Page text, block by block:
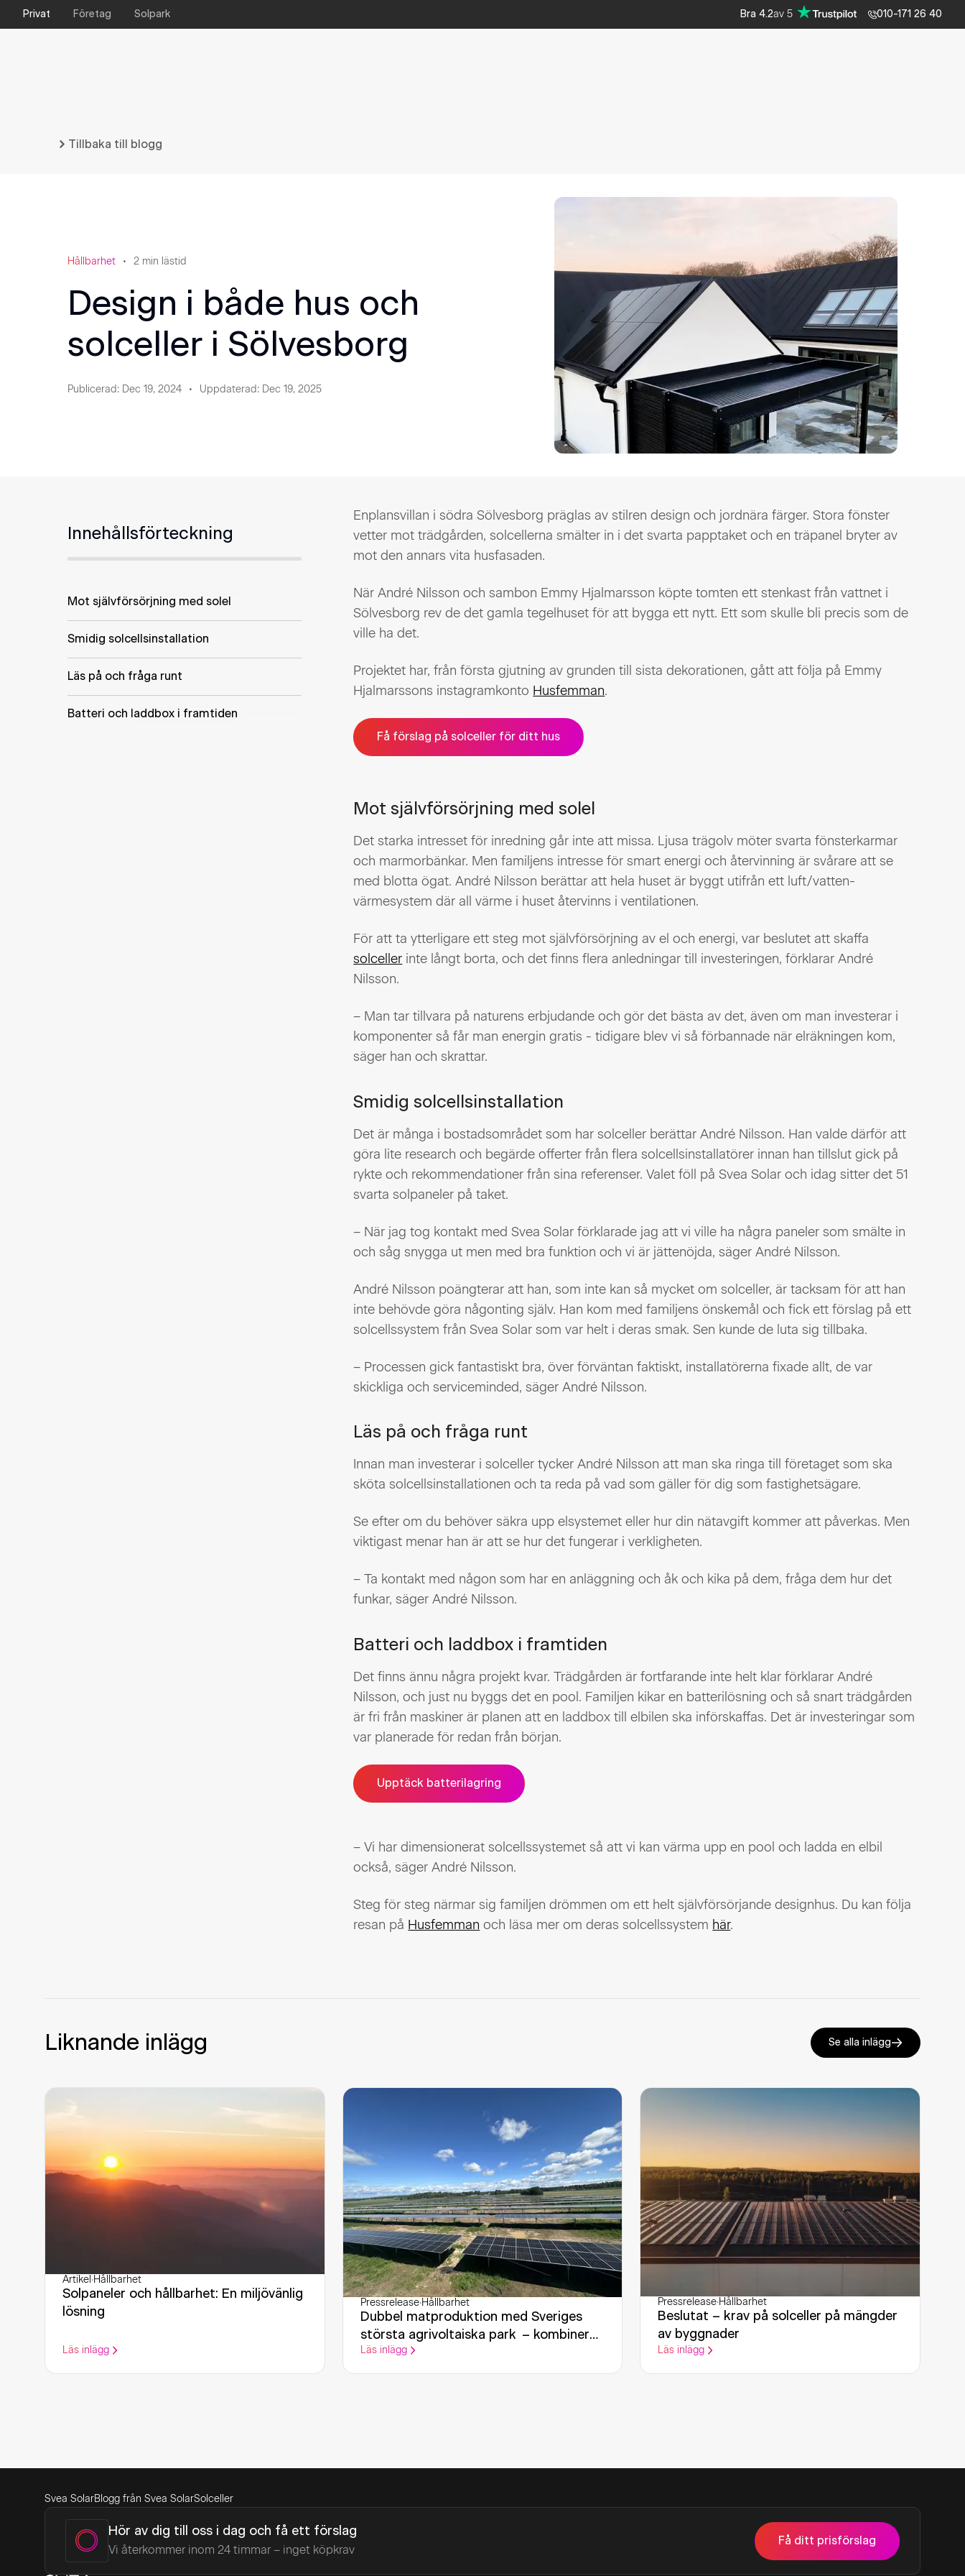
Privat Företag Solpark Bra 4.2av 5 010-171 26 40
Tillbaka till blogg
Hållbarhet 2 min lästid
Design i både hus och
solceller i Sölvesborg
Publicerad: Dec 19, 2024 Uppdaterad: Dec 19, 2025
Innehållsförteckning
Mot självförsörjning med solel
Smidig solcellsinstallation
Läs på och fråga runt
Batteri och laddbox i framtiden
Enplansvillan i södra Sölvesborg präglas av stilren design och jordnära färger. Stora fönster
vetter mot trädgården, solcellerna smälter in i det svarta papptaket och en träpanel bryter av
mot den annars vita husfasaden.
När André Nilsson och sambon Emmy Hjalmarsson köpte tomten ett stenkast från vattnet i
Sölvesborg rev de det gamla tegelhuset för att bygga ett nytt. Ett som skulle bli precis som de
ville ha det.
Projektet har, från första gjutning av grunden till sista dekorationen, gått att följa på Emmy
Hjalmarssons instagramkonto Husfemman.
Få förslag på solceller för ditt hus
Mot självförsörjning med solel
Det starka intresset för inredning går inte att missa. Ljusa trägolv möter svarta fönsterkarmar
och marmorbänkar. Men familjens intresse för smart energi och återvinning är svårare att se
med blotta ögat. André Nilsson berättar att hela huset är byggt utifrån ett luft/vatten-
värmesystem där all värme i huset återvinns i ventilationen.
För att ta ytterligare ett steg mot självförsörjning av el och energi, var beslutet att skaffa
solceller inte långt borta, och det finns flera anledningar till investeringen, förklarar André
Nilsson.
– Man tar tillvara på naturens erbjudande och gör det bästa av det, även om man investerar i
komponenter så får man energin gratis - tidigare blev vi så förbannade när elräkningen kom,
säger han och skrattar.
Smidig solcellsinstallation
Det är många i bostadsområdet som har solceller berättar André Nilsson. Han valde därför att
göra lite research och begärde offerter från flera solcellsinstallatörer innan han tillslut gick på
rykte och rekommendationer från sina referenser. Valet föll på Svea Solar och idag sitter det 51
svarta solpaneler på taket.
– När jag tog kontakt med Svea Solar förklarade jag att vi ville ha några paneler som smälte in
och såg snygga ut men med bra funktion och vi är jättenöjda, säger André Nilsson.
André Nilsson poängterar att han, som inte kan så mycket om solceller, är tacksam för att han
inte behövde göra någonting själv. Han kom med familjens önskemål och fick ett förslag på ett
solcellssystem från Svea Solar som var helt i deras smak. Sen kunde de luta sig tillbaka.
– Processen gick fantastiskt bra, över förväntan faktiskt, installatörerna fixade allt, de var
skickliga och serviceminded, säger André Nilsson.
Läs på och fråga runt
Innan man investerar i solceller tycker André Nilsson att man ska ringa till företaget som ska
sköta solcellsinstallationen och ta reda på vad som gäller för dig som fastighetsägare.
Se efter om du behöver säkra upp elsystemet eller hur din nätavgift kommer att påverkas. Men
viktigast menar han är att se hur det fungerar i verkligheten.
– Ta kontakt med någon som har en anläggning och åk och kika på dem, fråga dem hur det
funkar, säger André Nilsson.
Batteri och laddbox i framtiden
Det finns ännu några projekt kvar. Trädgården är fortfarande inte helt klar förklarar André
Nilsson, och just nu byggs det en pool. Familjen kikar en batterilösning och så snart trädgården
är fri från maskiner är planen att en laddbox till elbilen ska införskaffas. Det är investeringar som
var planerade för redan från början.
Upptäck batterilagring
– Vi har dimensionerat solcellssystemet så att vi kan värma upp en pool och ladda en elbil
också, säger André Nilsson.
Steg för steg närmar sig familjen drömmen om ett helt självförsörjande designhus. Du kan följa
resan på Husfemman och läsa mer om deras solcellssystem här.
Liknande inlägg
Artikel ·Hållbarhet
Solpaneler och hållbarhet: En miljövänlig
lösning
Läs inlägg
Pressrelease·Hållbarhet
Dubbel matproduktion med Sveriges
största agrivoltaiska park – kombinerar
jordbruk med solenergiproduktion för
inomhusodling.
Läs inlägg
Pressrelease·Hållbarhet
Beslutat – krav på solceller på mängder
av byggnader
Läs inlägg
Se alla inlägg
Svea SolarBlogg från Svea SolarSolceller
Hör av dig till oss i dag och få ett förslag
Vi återkommer inom 24 timmar – inget köpkrav
Få ditt prisförslag